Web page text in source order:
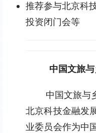
推荐参与北京科
投资闭门会等
中国文旅
中国文旅与
北京科技金融发
业委员会作为中